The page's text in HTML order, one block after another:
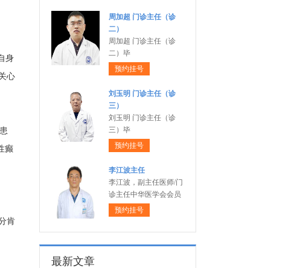
身
心
癫
肯
周加超 门诊主任（诊
二）
周加超 门诊主任（诊
二）毕
预约挂号
刘玉明 门诊主任（诊
三）
刘玉明 门诊主任（诊
三）毕
预约挂号
李江波主任
李江波，副主任医师/门
诊主任中华医学会会员
预约挂号
最新文章